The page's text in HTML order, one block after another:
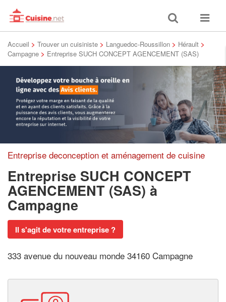
Toggle
search
Toggle
Accueil > Trouver un cuisiniste > Languedoc-Roussillon > Hérault >
Campagne > Entreprise SUCH CONCEPT AGENCEMENT (SAS)
Entreprise deconception et aménagement de cuisine
Entreprise SUCH CONCEPT
AGENCEMENT (SAS) à
Campagne
Il s'agit de votre entreprise ?
333 avenue du nouveau monde 34160 Campagne